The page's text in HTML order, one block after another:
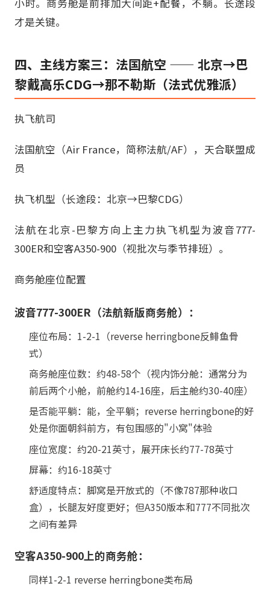
小时。商务舱是前排加大间距+配餐，不躺。长途段
才是关键。
四、主线方案三：法国航空 —— 北京→巴
黎戴高乐CDG→那不勒斯（法式优雅派）
执飞航司
法国航空（Air France，简称法航/AF），天合联盟成
员
执飞机型（长途段：北京→巴黎CDG）
法航在北京-巴黎方向上主力执飞机型为波音777-
300ER和空客A350-900（视批次与季节排班）。
商务舱座位配置
波音777-300ER（法航新版商务舱）：
座位布局：1-2-1（reverse herringbone反鲱鱼骨
式）
商务舱座位数：约48-58个（视内饰分舱：通常分为
前后两个小舱，前舱约14-16座，后主舱约30-40座）
是否能平躺：能，全平躺；reverse herringbone的好
处是你面朝斜前方，有包围感的"小窝"体验
座位宽度：约20-21英寸，展开床长约77-78英寸
屏幕：约16-18英寸
舒适度特点：脚窝是开放式的（不像787那种收口
盒），长腿友好度更好；但A350版本和777不同批次
之间有差异
空客A350-900上的商务舱：
同样1-2-1 reverse herringbone类布局